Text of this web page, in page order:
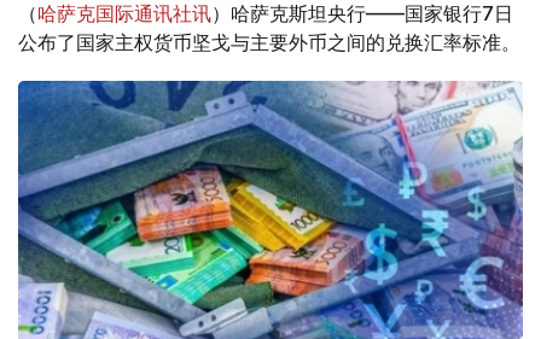
（哈萨克国际通讯社讯）哈萨克斯坦央行——国家银行7日
公布了国家主权货币坚戈与主要外币之间的兑换汇率标准。